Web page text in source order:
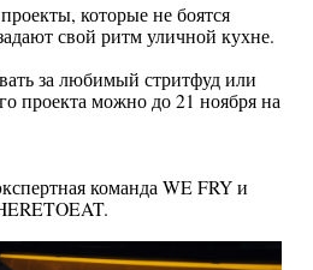
которые не боятся
свой ритм уличной кухне.
за любимый стритфуд или
проекта можно до 21 ноября на
команда WE FRY и